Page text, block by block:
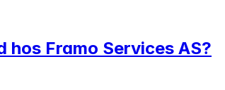
Framo Services AS?